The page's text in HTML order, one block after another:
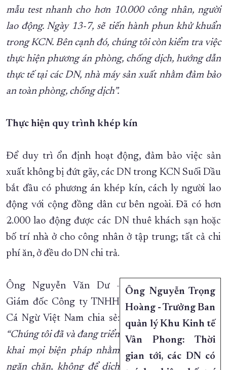
mẫu test nhanh cho hơn 10.000 công nhân, người
lao động. Ngày 13-7, sẽ tiến hành phun khử khuẩn
trong KCN. Bên cạnh đó, chúng tôi còn kiểm tra việc
thực hiện phương án phòng, chống dịch, hướng dẫn
thực tế tại các DN, nhà máy sản xuất nhằm đảm bảo
an toàn phòng, chống dịch”.
Thực hiện quy trình khép kín
Để duy trì ổn định hoạt động, đảm bảo việc sản
xuất không bị đứt gãy, các DN trong KCN Suối Dầu
bắt đầu có phương án khép kín, cách ly người lao
động với cộng đồng dân cư bên ngoài. Đã có hơn
2.000 lao động được các DN thuê khách sạn hoặc
bố trí nhà ở cho công nhân ở tập trung; tất cả chi
phí ăn, ở đều do DN chi trả.
Ông Nguyễn Trọng
Hoàng - Trưởng Ban
quản lý Khu Kinh tế
Vân Phong: Thời
gian tới, các DN có
Ông Nguyễn Văn Dư -
Giám đốc Công ty TNHH
Cá Ngừ Việt Nam chia sẻ:
“Chúng tôi đã và đang triển
khai mọi biện pháp nhằm
ngăn chặn, không để dịch